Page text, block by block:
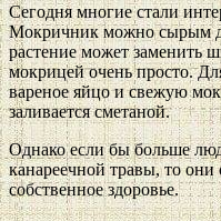
Сегодня многие стали
Мокричник можно сырым
растение может заменить
мокрицей очень просто.
вареное яйцо и свежую
заливается сметаной.
Однако если бы больше
канареечной травы, то они
собственное здоровье.